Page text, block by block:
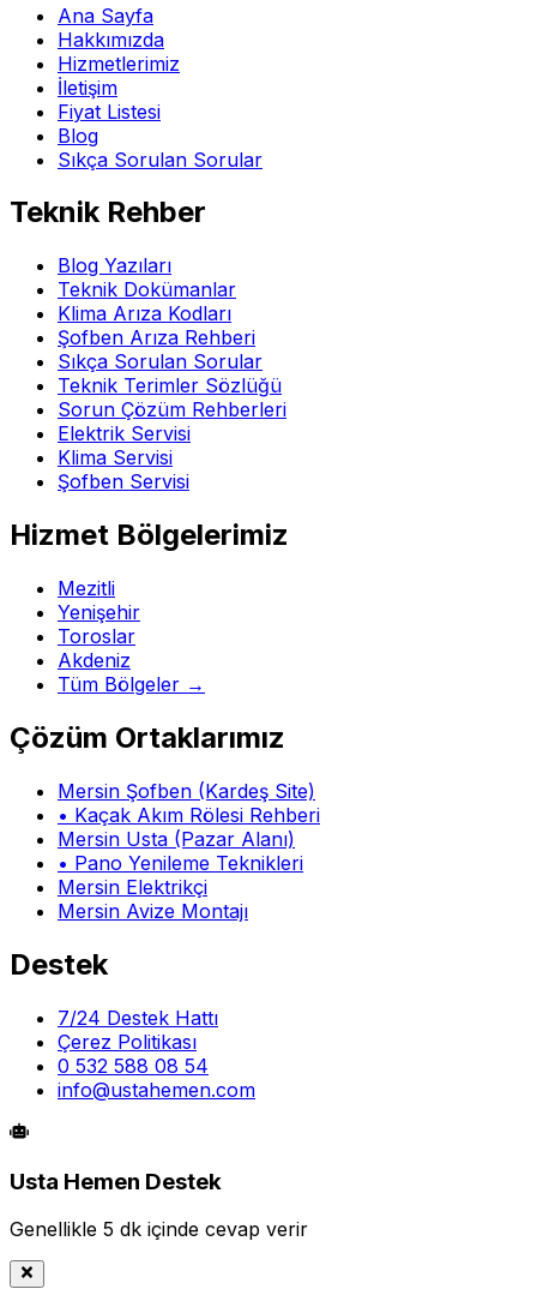
Ana Sayfa
Hakkımızda
Hizmetlerimiz
İletişim
Fiyat Listesi
Blog
Sıkça Sorulan Sorular
Teknik Rehber
Blog Yazıları
Teknik Dokümanlar
Klima Arıza Kodları
Şofben Arıza Rehberi
Sıkça Sorulan Sorular
Teknik Terimler Sözlüğü
Sorun Çözüm Rehberleri
Elektrik Servisi
Klima Servisi
Şofben Servisi
Hizmet Bölgelerimiz
Mezitli
Yenişehir
Toroslar
Akdeniz
Tüm Bölgeler →
Çözüm Ortaklarımız
Mersin Şofben (Kardeş Site)
• Kaçak Akım Rölesi Rehberi
Mersin Usta (Pazar Alanı)
• Pano Yenileme Teknikleri
Mersin Elektrikçi
Mersin Avize Montajı
Destek
7/24 Destek Hattı
Çerez Politikası
0 532 588 08 54
info@ustahemen.com
Usta Hemen Destek
Genellikle 5 dk içinde cevap verir